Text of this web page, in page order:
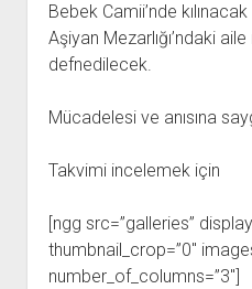
HAYDAR
1940’LI
YURTDIŞI
TDF
GDF
Bebek Camii’nde
Aşiyan Mezarlığı’ndaki aile
defnedilecek.
Mücadelesi ve anısına
Takvimi incelemek için
[ngg src=”galleries”
thumbnail_crop=”0″
number_of_columns=”3″]